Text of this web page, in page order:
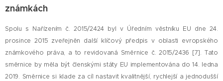
známkách
Spolu s Nařízením č. 2015/2424 byl v Úředním věstníku EU dne 24.
prosince 2015 zveřejněn další klíčový předpis v oblasti evropského
známkového práva, a to revidovaná Směrnice č. 2015/2436 [7]. Tato
směrnice by měla být členskými státy EU implementována do 14. ledna
2019. Směrnice si klade za cíl nastavit kvalitnější, rychlejší a jednodušší